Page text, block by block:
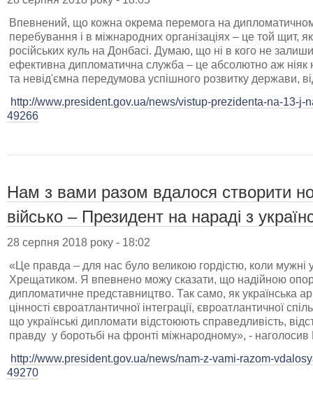
Впевнений, що кожна окрема перемога на
перебування і в міжнародних організаціях – це той щит,
російських куль на Донбасі. Думаю, що ні в кого не
ефективна дипломатична служба – це абсолютно аж ніяк
та невід'ємна передумова успішного розвитку держави,
http://www.president.gov.ua/news/vistup-prezidenta-na-13-
49266
Нам з вами разом вдалося створити
військо – Президент на нараді з
28 серпня 2018 року - 18:02
«Це правда – для нас було великою гордістю, коли мужні
Хрещатиком. Я впевнено можу сказати, що надійною
дипломатичне представництво. Так само, як українська
цінності євроатлантичної інтеграції, євроатлантичної
що українські дипломати відстоюють справедливість,
правду у боротьбі на фронті міжнародному», - наголосив
http://www.president.gov.ua/news/nam-z-vami-razom-
49270